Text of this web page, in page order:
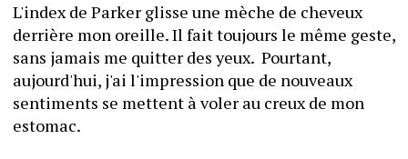
L'index de Parker glisse une mèche de cheveux
derrière mon oreille. Il fait toujours le même geste,
sans jamais me quitter des yeux.  Pourtant,
aujourd'hui, j'ai l'impression que de nouveaux
sentiments se mettent à voler au creux de mon
estomac.